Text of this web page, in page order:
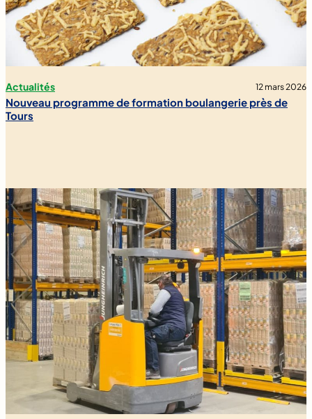
Actualités 12 mars 2026
Nouveau programme de formation boulangerie près de
Tours